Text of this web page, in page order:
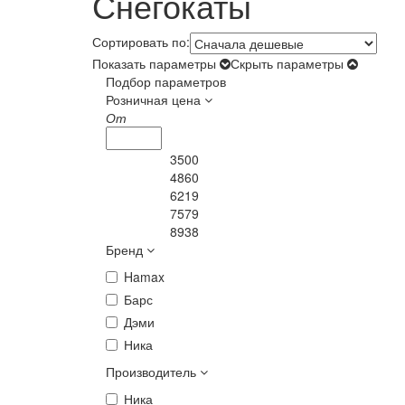
Сортировать по:
Показать параметры
Скрыть параметры
Подбор параметров
Розничная цена
От
3500
4860
6219
7579
8938
Бренд
Hamax
Барс
Дэми
Ника
Производитель
Ника